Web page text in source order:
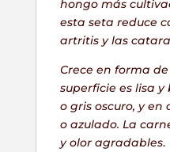
hongo más
esta seta reduce
artritis y las
Crece en forma
superficie es lisa
o gris oscuro, y en
o azulado. La
y olor agradables.